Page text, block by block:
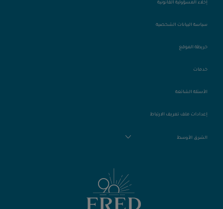
إخلاء المسؤولية القانونية
سياسة البيانات الشخصية
خريطة الموقع
خدمات
الأسئلة الشائعة
إعدادات ملف تعريف الارتباط
الشرق الأوسط